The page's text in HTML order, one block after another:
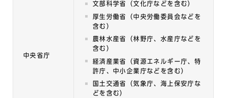
中央省庁
文部科学省（文化庁などを含む）
厚生労働省（中央労働委員会などを
含む）
農林水産省（林野庁、水産庁などを
含む）
経済産業省（資源エネルギー庁、特
許庁、中小企業庁などを含む）
国土交通省（気象庁、海上保安庁な
どを含む）